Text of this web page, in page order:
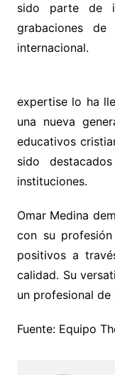
sido parte de
grabaciones
internacional.
expertise lo ha
una nueva
educativos
sido
instituciones.
Omar Medina
con su
positivos a
calidad. Su
un profesional
Fuente: Equipo